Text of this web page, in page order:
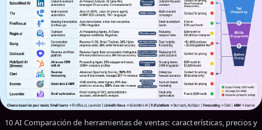
10 AI Comparación de herramientas de ventas: características, precios y